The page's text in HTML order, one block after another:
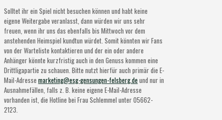
Solltet ihr ein Spiel nicht besuchen können und habt keine
eigene Weitergabe veranlasst, dann würden wir uns sehr
freuen, wenn ihr uns das ebenfalls bis Mittwoch vor dem
anstehenden Heimspiel kundtun würdet. Somit könnten wir Fans
von der Warteliste kontaktieren und der ein oder andere
Anhänger könnte kurzfristig auch in den Genuss kommen eine
Drittligapartie zu schauen. Bitte nutzt hierfür auch primär die E-
Mail-Adresse marketing@esg-gensungen-felsberg.de und nur in
Ausnahmefällen, falls z. B. keine eigene E-Mail-Adresse
vorhanden ist, die Hotline bei Frau Schlemmel unter 05662-
2123.